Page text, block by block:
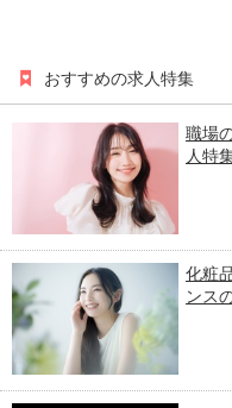
おすすめの求人特集
職場
人特
化粧
ンス